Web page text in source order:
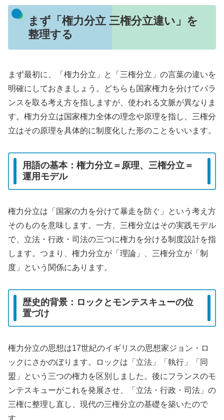
まず「権力分立 三権分立違い」を
整理する
まず最初に、「権力分立」と「三権分立」の言葉の違いを
明確にしておきましょう。どちらも国家権力を分けてバラ
ンスを取る考え方を指しますが、使われる文脈が異なりま
す。権力分立は国家権力全体の理念や原理を指し、三権分
立はその原理を具体的に制度化した形のことをいいます。
用語の基本：権力分立＝原理、三権分立＝
運用モデル
権力分立は「国家の力を分けて暴走を防ぐ」という考え方
そのものを意味します。一方、三権分立はその実践モデル
で、立法・行政・司法の三つに権力を分ける制度設計を指
します。つまり、権力分立が「理論」、三権分立が「制
度」という関係にあります。
歴史的背景：ロックとモンテスキューの位
置づけ
権力分立の思想は17世紀のイギリスの思想家ジョン・ロ
ックにさかのぼります。ロックは「立法」「執行」「同
盟」という三つの権力を区別しました。後にフランスのモ
ンテスキューがこれを発展させ、「立法・行政・司法」の
三権に整理し直し、現代の三権分立の基礎を築いたので
す。